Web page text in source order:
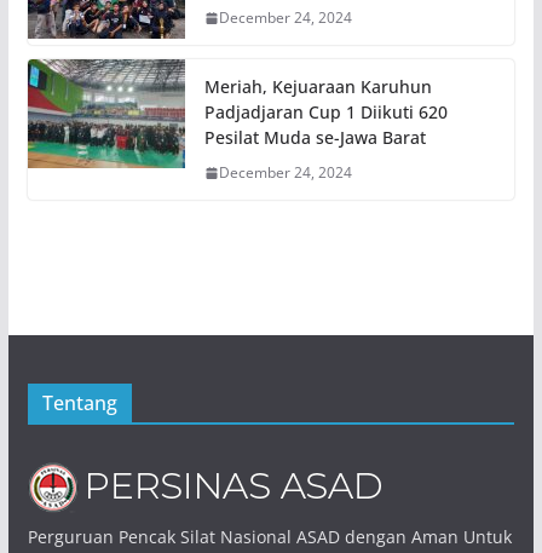
December 24, 2024
Meriah, Kejuaraan Karuhun
Padjadjaran Cup 1 Diikuti 620
Pesilat Muda se-Jawa Barat
December 24, 2024
Tentang
Perguruan Pencak Silat Nasional ASAD dengan Aman Untuk